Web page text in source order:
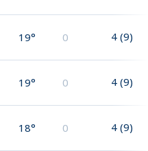
19° 0 4 (9)
19° 0 4 (9)
18° 0 4 (9)